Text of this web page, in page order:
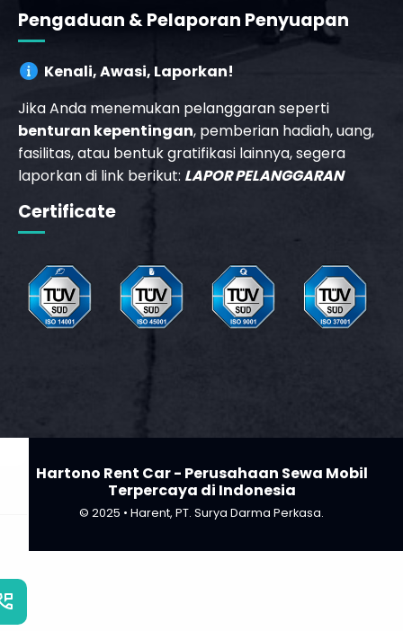
Pengaduan & Pelaporan Penyuapan
Kenali, Awasi, Laporkan!
Jika Anda menemukan pelanggaran seperti
benturan kepentingan, pemberian hadiah, uang,
fasilitas, atau bentuk gratifikasi lainnya, segera
laporkan di link berikut: LAPOR PELANGGARAN
Certificate
Hartono Rent Car - Perusahaan Sewa Mobil
Terpercaya di Indonesia
© 2025 • Harent, PT. Surya Darma Perkasa.